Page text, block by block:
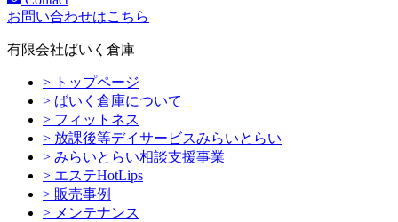
お問い合わせはこちら
有限会社ばいく倉庫
> トップページ
> ばいく倉庫について
> フィットネス
> 放課後等デイサービスみらいとらい
> みらいとらい相談支援事業
> エステHotLips
> 販売事例
> メンテナンス